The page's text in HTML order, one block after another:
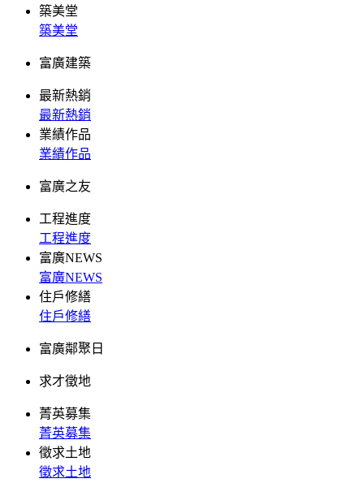
築美堂
築美堂
富廣建築
最新熱銷
最新熱銷
業績作品
業績作品
富廣之友
工程進度
工程進度
富廣NEWS
富廣NEWS
住戶修繕
住戶修繕
富廣鄰聚日
求才徵地
菁英募集
菁英募集
徵求土地
徵求土地